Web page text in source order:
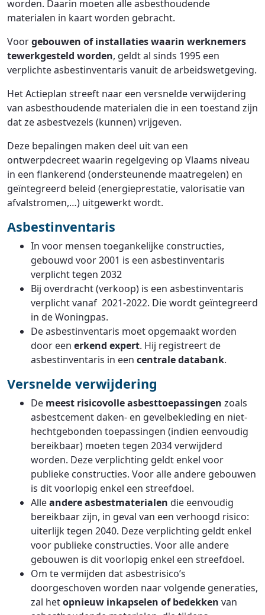
worden. Daarin moeten alle asbesthoudende
materialen in kaart worden gebracht.
Voorgebouwen of installaties waarin werknemers
tewerkgesteld worden, geldt al sinds 1995 een
verplichte asbestinventaris vanuit de arbeidswetgeving.
Het Actieplan streeft naar een versnelde verwijdering
van asbesthoudende materialen die in een toestand zijn
dat ze asbestvezels (kunnen) vrijgeven.
Deze bepalingen maken deel uit van een
ontwerpdecreet waarin regelgeving op Vlaams niveau
in een flankerend (ondersteunende maatregelen) en
geïntegreerd beleid (energieprestatie, valorisatie van
afvalstromen,…) uitgewerkt wordt.
Asbestinventaris
In voor mensen toegankelijke constructies,
gebouwd voor 2001 is een asbestinventaris
verplicht tegen 2032
Bij overdracht (verkoop) is een asbestinventaris
verplicht vanaf 2021-2022. Die wordt geïntegreerd
in de Woningpas.
De asbestinventaris moet opgemaakt worden
door een erkend expert. Hij registreert de
asbestinventaris in een centrale databank.
Versnelde verwijdering
De meest risicovolle asbesttoepassingen zoals
asbestcement daken- en gevelbekleding en niet-
hechtgebonden toepassingen (indien eenvoudig
bereikbaar) moeten tegen 2034 verwijderd
worden. Deze verplichting geldt enkel voor
publieke constructies. Voor alle andere gebouwen
is dit voorlopig enkel een streefdoel.
Alleandere asbestmaterialen die eenvoudig
bereikbaar zijn, in geval van een verhoogd risico:
uiterlijk tegen 2040. Deze verplichting geldt enkel
voor publieke constructies. Voor alle andere
gebouwen is dit voorlopig enkel een streefdoel.
Om te vermijden dat asbestrisico’s
doorgeschoven worden naar volgende generaties,
zal hetopnieuw inkapselen of bedekken van